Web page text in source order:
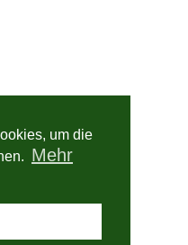
um die
Mehr